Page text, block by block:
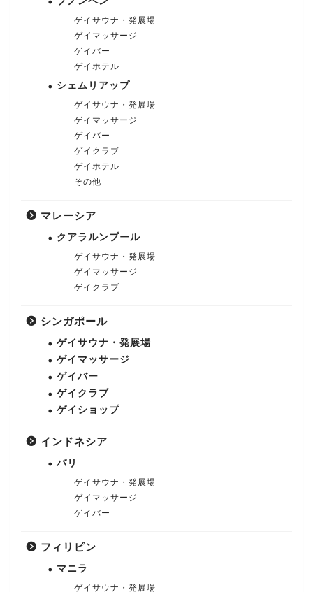
ゲイサウナ・発展場
ゲイマッサージ
ゲイバー
ゲイホテル
シェムリアップ
ゲイサウナ・発展場
ゲイマッサージ
ゲイバー
ゲイクラブ
ゲイホテル
その他
マレーシア
クアラルンプール
ゲイサウナ・発展場
ゲイマッサージ
ゲイクラブ
シンガポール
ゲイサウナ・発展場
ゲイマッサージ
ゲイバー
ゲイクラブ
ゲイショップ
インドネシア
バリ
ゲイサウナ・発展場
ゲイマッサージ
ゲイバー
フィリピン
マニラ
ゲイサウナ・発展場